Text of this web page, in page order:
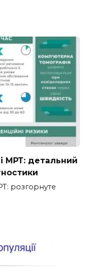
МРТ: детальний
розгорнуте